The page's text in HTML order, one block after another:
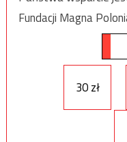
Fundacji Magna
30 zł